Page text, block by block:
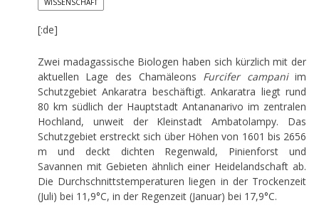
[:de]
Zwei madagassische Biologen haben sich kürzlich mit der
aktuellen Lage des Chamäleons Furcifer campaniim
Schutzgebiet Ankaratra beschäftigt. Ankaratra liegt rund
80 km südlich der Hauptstadt Antananarivo im zentralen
Hochland, unweit der Kleinstadt Ambatolampy. Das
Schutzgebiet erstreckt sich über Höhen von 1601 bis 2656
m und deckt dichten Regenwald, Pinienforst und
Savannen mit Gebieten ähnlich einer Heidelandschaft ab.
Die Durchschnittstemperaturen liegen in der Trockenzeit
(Juli) bei 11,9°C, in der Regenzeit (Januar) bei 17,9°C.